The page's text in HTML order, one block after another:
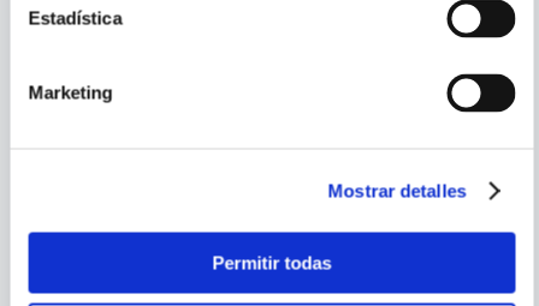
Estadística
Marketing
Mostrar detalles
Permitir todas
ADAM CHRISTOPHER
STRANGER THINGS: A
PASATIEMPO - SUDOKU